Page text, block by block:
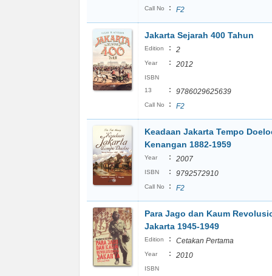
Call No : F2
Jakarta Sejarah 400 Tahun
Edition : 2
Year : 2012
ISBN
13
: 9786029625639
Call No : F2
Keadaan Jakarta Tempo
Kenangan 1882-1959
Year : 2007
ISBN : 9792572910
Call No : F2
Para Jago dan Kaum
Jakarta 1945-1949
Edition : Cetakan Pertama
Year : 2010
ISBN